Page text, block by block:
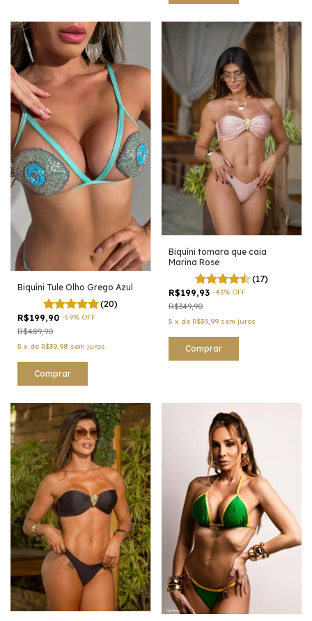
Biquíni Tule Olho Grego Azul
(20)
R$199,90 -59% OFF
R$489,90
5 x de R$39,98 sem juros
Comprar
Biquíni tomara que caia
Marina Rose
(17)
R$199,93 -43% OFF
R$349,90
5 x de R$39,99 sem juros
Comprar